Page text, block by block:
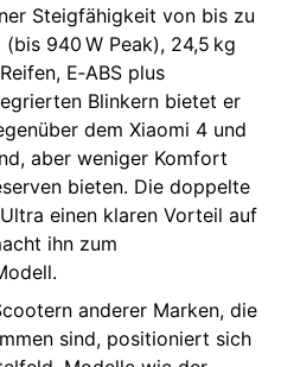
Steigfähigkeit von bis zu
940 W Peak), 24,5 kg
E‑ABS plus
Blinkern bietet er
dem Xiaomi 4 und
aber weniger Komfort
bieten. Die doppelte
einen klaren Vorteil auf
ihn zum
anderer Marken, die
sind, positioniert sich